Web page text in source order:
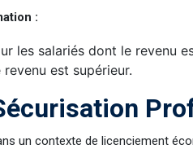
:
les salariés dont le revenu
est supérieur.
un contexte de licenciement